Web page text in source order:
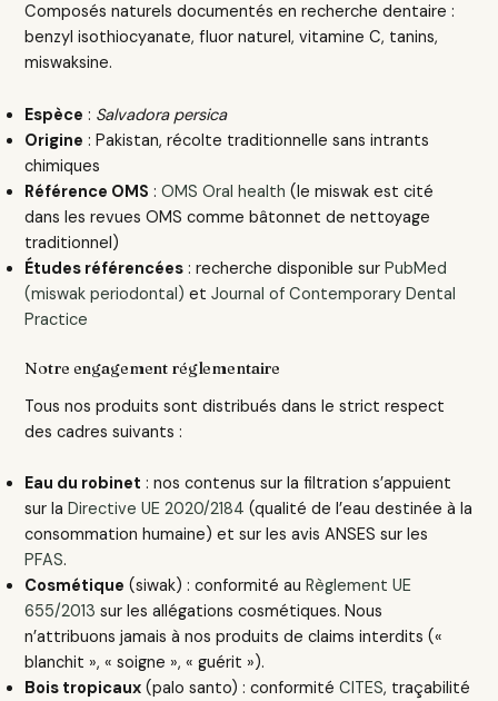
Composés naturels documentés en recherche dentaire :
benzyl isothiocyanate, fluor naturel, vitamine C, tanins,
miswaksine.
Espèce : Salvadora persica
Origine : Pakistan, récolte traditionnelle sans intrants
chimiques
Référence OMS :OMS Oral health (le miswak est cité
dans les revues OMS comme bâtonnet de nettoyage
traditionnel)
Études référencées : recherche disponible surPubMed
(miswak periodontal) etJournal of Contemporary Dental
Practice
Notre engagement réglementaire
Tous nos produits sont distribués dans le strict respect
des cadres suivants :
Eau du robinet : nos contenus sur la filtration s’appuient
sur laDirective UE 2020/2184 (qualité de l’eau destinée à la
consommation humaine) et sur les avis ANSES sur les
PFAS.
Cosmétique (siwak) : conformité auRèglement UE
655/2013 sur les allégations cosmétiques. Nous
n’attribuons jamais à nos produits de claims interdits («
blanchit », « soigne », « guérit »).
Bois tropicaux (palo santo) : conformitéCITES, traçabilité